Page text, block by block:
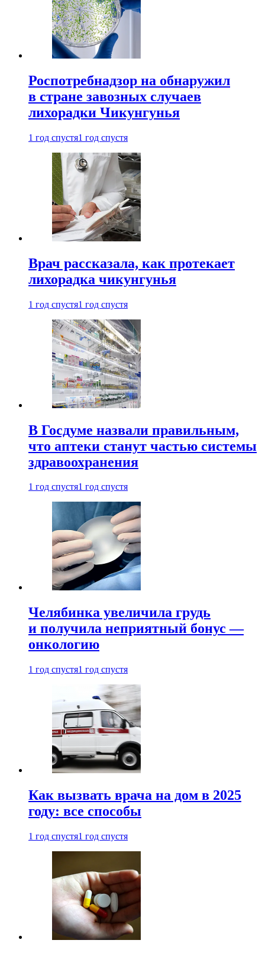
Роспотребнадзор на обнаружил
в стране завозных случаев
лихорадки Чикунгунья
1 год спустя1 год спустя
Врач рассказала, как протекает
лихорадка чикунгунья
1 год спустя1 год спустя
В Госдуме назвали правильным,
что аптеки станут частью системы
здравоохранения
1 год спустя1 год спустя
Челябинка увеличила грудь
и получила неприятный бонус —
онкологию
1 год спустя1 год спустя
Как вызвать врача на дом в 2025
году: все способы
1 год спустя1 год спустя